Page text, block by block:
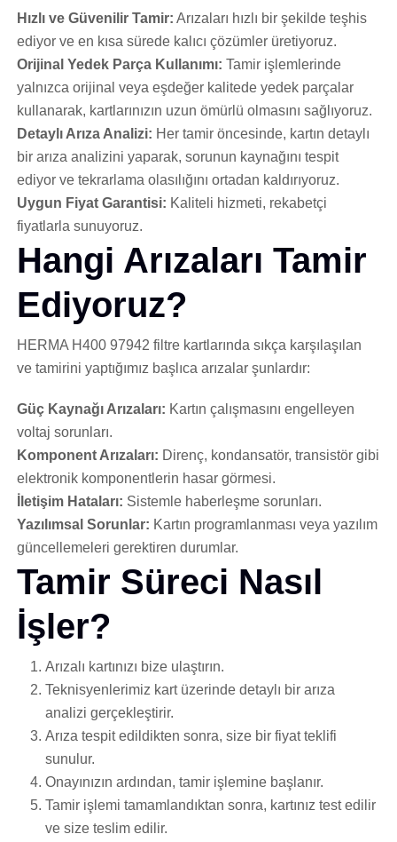
Hızlı ve Güvenilir Tamir: Arızaları hızlı bir şekilde teşhis
ediyor ve en kısa sürede kalıcı çözümler üretiyoruz.
Orijinal Yedek Parça Kullanımı: Tamir işlemlerinde
yalnızca orijinal veya eşdeğer kalitede yedek parçalar
kullanarak, kartlarınızın uzun ömürlü olmasını sağlıyoruz.
Detaylı Arıza Analizi: Her tamir öncesinde, kartın detaylı
bir arıza analizini yaparak, sorunun kaynağını tespit
ediyor ve tekrarlama olasılığını ortadan kaldırıyoruz.
Uygun Fiyat Garantisi: Kaliteli hizmeti, rekabetçi
fiyatlarla sunuyoruz.
Hangi Arızaları Tamir
Ediyoruz?
HERMA H400 97942 filtre kartlarında sıkça karşılaşılan
ve tamirini yaptığımız başlıca arızalar şunlardır:
Güç Kaynağı Arızaları: Kartın çalışmasını engelleyen
voltaj sorunları.
Komponent Arızaları: Direnç, kondansatör, transistör gibi
elektronik komponentlerin hasar görmesi.
İletişim Hataları: Sistemle haberleşme sorunları.
Yazılımsal Sorunlar: Kartın programlanması veya yazılım
güncellemeleri gerektiren durumlar.
Tamir Süreci Nasıl
İşler?
Arızalı kartınızı bize ulaştırın.
Teknisyenlerimiz kart üzerinde detaylı bir arıza
analizi gerçekleştirir.
Arıza tespit edildikten sonra, size bir fiyat teklifi
sunulur.
Onayınızın ardından, tamir işlemine başlanır.
Tamir işlemi tamamlandıktan sonra, kartınız test edilir
ve size teslim edilir.